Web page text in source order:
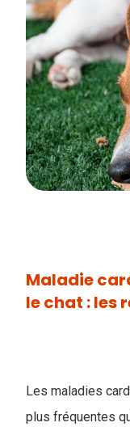
Maladie
le chat : les
Les maladies
plus fréquentes